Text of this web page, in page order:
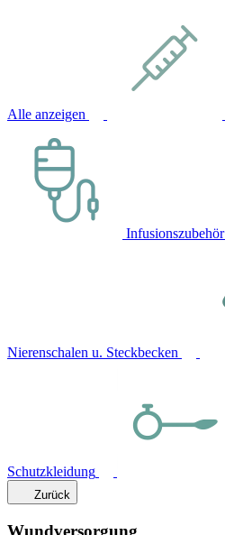
Alle anzeigen
Infusionszubehör
Nierenschalen u. Steckbecken
Schutzkleidung
Zurück
Wundversorgung